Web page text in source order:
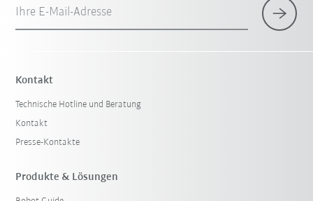
Ihre E-Mail-Adresse
Kontakt
Technische Hotline und Beratung
Kontakt
Presse-Kontakte
Produkte & Lösungen